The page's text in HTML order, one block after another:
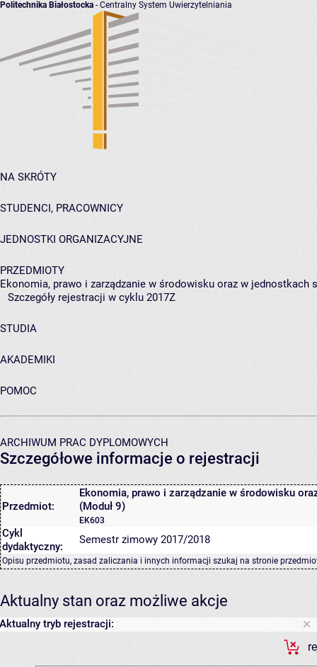
Politechnika Białostocka - Centralny System Uwierzytelniania
NA SKRÓTY
STUDENCI, PRACOWNICY
JEDNOSTKI ORGANIZACYJNE
PRZEDMIOTY
Ekonomia, prawo i zarządzanie w środowisku oraz w jednostkach
Szczegóły rejestracji w cyklu 2017Z
STUDIA
AKADEMIKI
POMOC
ARCHIWUM PRAC DYPLOMOWYCH
Szczegółowe informacje o rejestracji
Przedmiot:
Ekonomia, prawo i zarządzanie w środowisku
(Moduł 9)
EK603
Cykl
dydaktyczny:
Semestr zimowy 2017/2018
Opisu przedmiotu, zasad zaliczania i innych informacji szukaj na stronie
Aktualny stan oraz możliwe akcje
Aktualny tryb rejestracji: